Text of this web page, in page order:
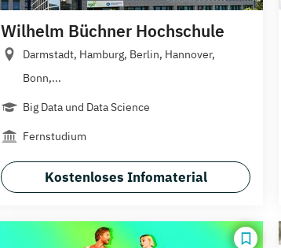
Wilhelm Büchner Hochschule
Darmstadt, Hamburg, Berlin, Hannover,
Bonn,...
Big Data und Data Science
Fernstudium
Kostenloses Infomaterial